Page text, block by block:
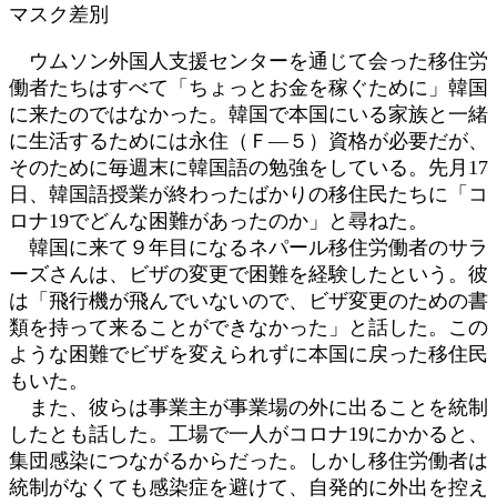
マスク差別
ウムソン外国人支援センターを通じて会った移住労
働者たちはすべて「ちょっとお金を稼ぐために」韓国
に来たのではなかった。韓国で本国にいる家族と一緒
に生活するためには永住（Ｆ―５）資格が必要だが、
そのために毎週末に韓国語の勉強をしている。先月17
日、韓国語授業が終わったばかりの移住民たちに「コ
ロナ19でどんな困難があったのか」と尋ねた。
韓国に来て９年目になるネパール移住労働者のサラ
ーズさんは、ビザの変更で困難を経験したという。彼
は「飛行機が飛んでいないので、ビザ変更のための書
類を持って来ることができなかった」と話した。この
ような困難でビザを変えられずに本国に戻った移住民
もいた。
また、彼らは事業主が事業場の外に出ることを統制
したとも話した。工場で一人がコロナ19にかかると、
集団感染につながるからだった。しかし移住労働者は
統制がなくても感染症を避けて、自発的に外出を控え